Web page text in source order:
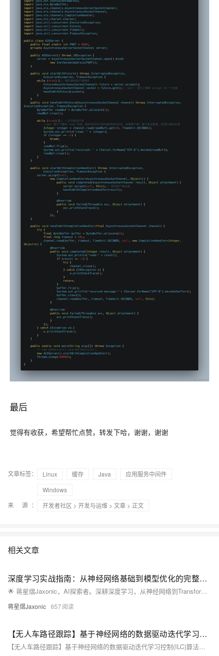
最后
觉得有收获，希望帮忙点赞，转发下哈，谢谢，谢谢
文章标签： Linux 缓存 Java
应用服务中间件
Windows
来 源：
开发者社区 > 开发与运维 > 文章 > 正文
相关文章
深度学习实战指南：从神经网络基础到模型优化的完整攻略
🌟 蒋星熠Jaxonic，AI探索者。深耕深度学习，从神经网络到Transformer，用代码践行智能革命。分享实战经验，助你构建CV、NLP模型，共赴二进制星辰大海。
蒋星熠Jaxonic 657
【无人车路径跟踪】基于神经网络的数据驱动迭代学习控制(ILC)算法，用于具有未知模型和重复任务的非线性单输入单输出(SISO)离散时间系统的无人车的路径跟踪（Matlab代码实现）
【无人车路径跟踪】基于神经网络的数据驱动迭代学习控制(ILC)算法，用于具有未知模型和重复任务的非线性单输入单输出(SISO)离散时间系统的无人车的路径跟踪（Matlab代码实现）